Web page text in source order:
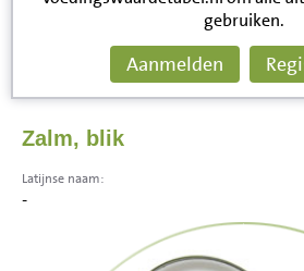
gebruiken.
Aanmelden
Zalm, blik
Latijnse naam:
-